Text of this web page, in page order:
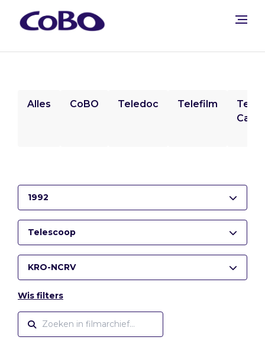
Alles CoBO Teledoc Telefilm
1992
Telescoop
KRO-NCRV
Wis filters